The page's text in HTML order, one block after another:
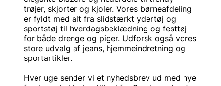
trøjer, skjorter og kjoler. Vores børneafdeling
er fyldt med alt fra slidstærkt ydertøj og
sportstøj til hverdagsbeklædning og festtøj
for både drenge og piger. Udforsk også vores
store udvalg af jeans, hjemmeindretning og
sportartikler.
Hver uge sender vi et nyhedsbrev ud med nye